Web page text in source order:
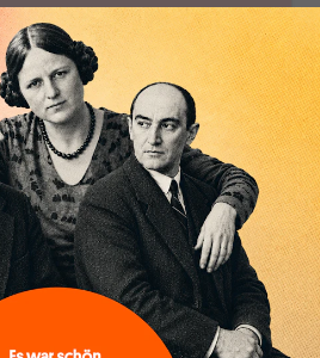
Licht!
und ausführlich. Eine
sinnstiftende Lektüre für
Ihre Samstage und
Sonntage.
Sie haben noch kein
Abo+? Dann werten Sie
jetzt auf und profitieren